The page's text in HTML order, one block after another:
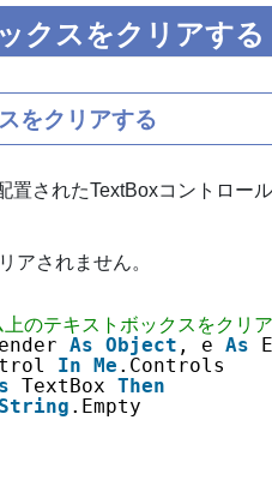
クスをクリアする
をクリアする
されたTextBoxコントロー
アされません。
のテキストボックスをクリ
As Object , e As
In Me .Controls
TextBox Then
String .Empty